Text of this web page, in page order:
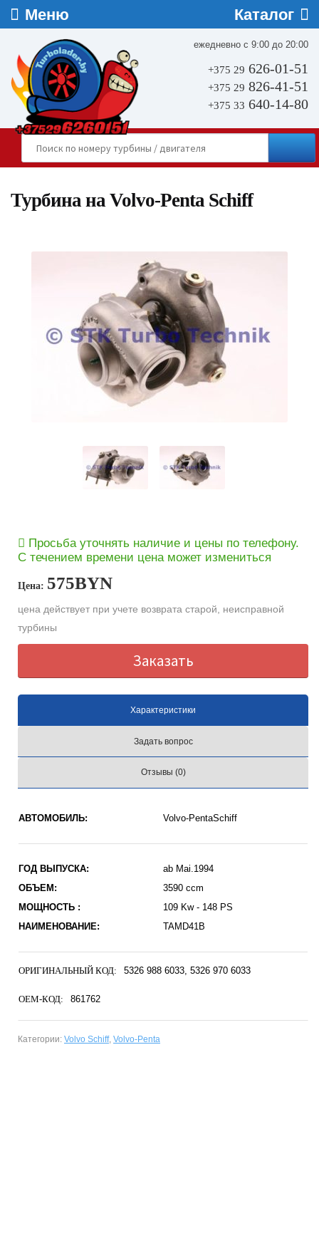
ежедневно с 9:00 до 20:00
+375 29 626-01-51
+375 29 826-41-51
+375 33 640-14-80
Турбина на Volvo-Penta Schiff
Просьба уточнять наличие и цены по телефону.
С течением времени цена может измениться
Цена: 575BYN
цена действует при учете возврата старой, неисправной
турбины
Заказать
Характеристики
Задать вопрос
Отзывы (0)
АВТОМОБИЛЬ: Volvo-PentaSchiff
ГОД ВЫПУСКА:
ab Mai.1994
ОБЪЕМ:
3590 ccm
МОЩНОСТЬ :
109 Kw - 148 PS
НАИМЕНОВАНИЕ:
TAMD41B
ОРИГИНАЛЬНЫЙ КОД: 5326 988 6033 5326 970 6033
OEM-КОД: 861762
Категории: Volvo Schiff, Volvo-Penta